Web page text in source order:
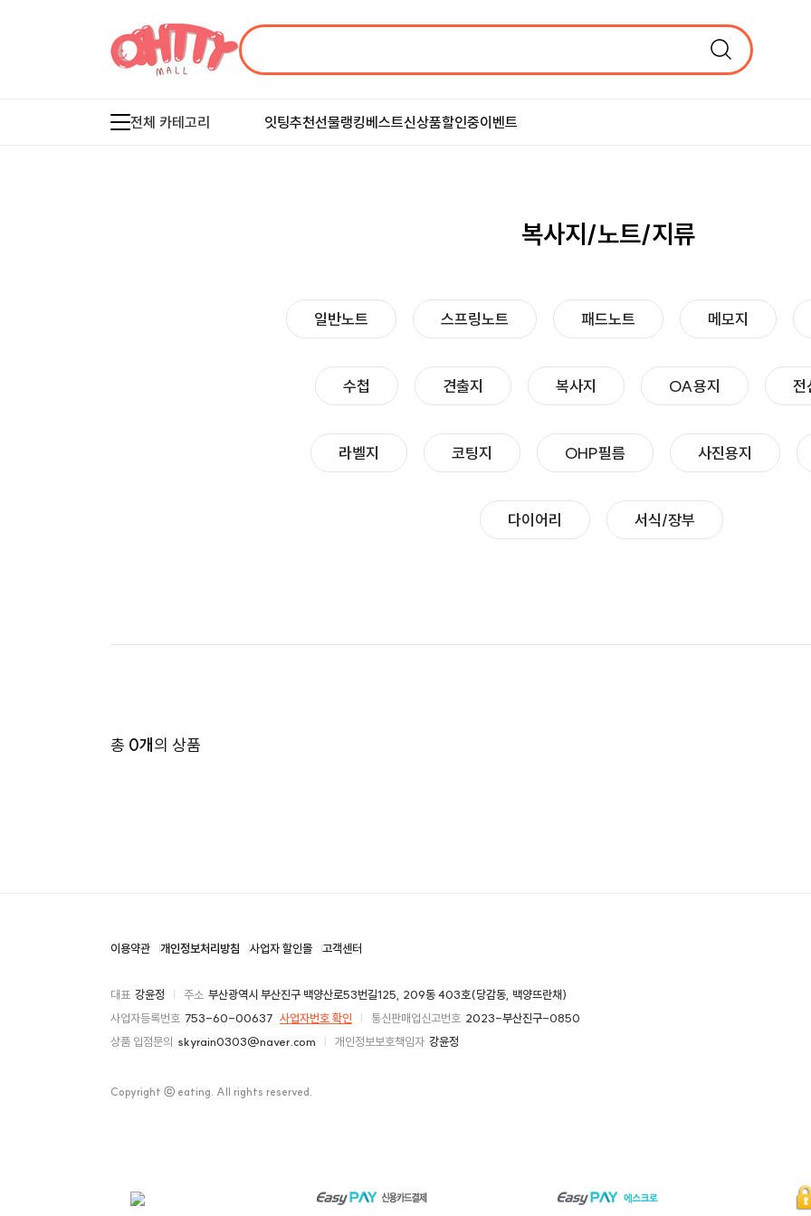
전체 카테고리 잇팅추천선물랭킹베스트신상품할인중이벤트
복사지/노트/지류
일반노트 스프링노트 패드노트 메모지
수첩 견출지 복사지 OA용지 전
라벨지 코팅지 OHP필름 사진용지
다이어리 서식/장부
총 0개 의 상품
이용약관 개인정보처리방침 사업자 할인몰 고객센터
대표 강윤정 주소 부산광역시 부산진구 백양산로53번길125, 209동 403호(당감동, 백양뜨란채)
사업자등록번호 753-60-00637 사업자번호 확인 통신판매업신고번호 2023-부산진구-0850
상품 입점문의 skyrain0303@naver.com 개인정보보호책임자 강윤정
Copyright ⓒ eating. All rights reserved.